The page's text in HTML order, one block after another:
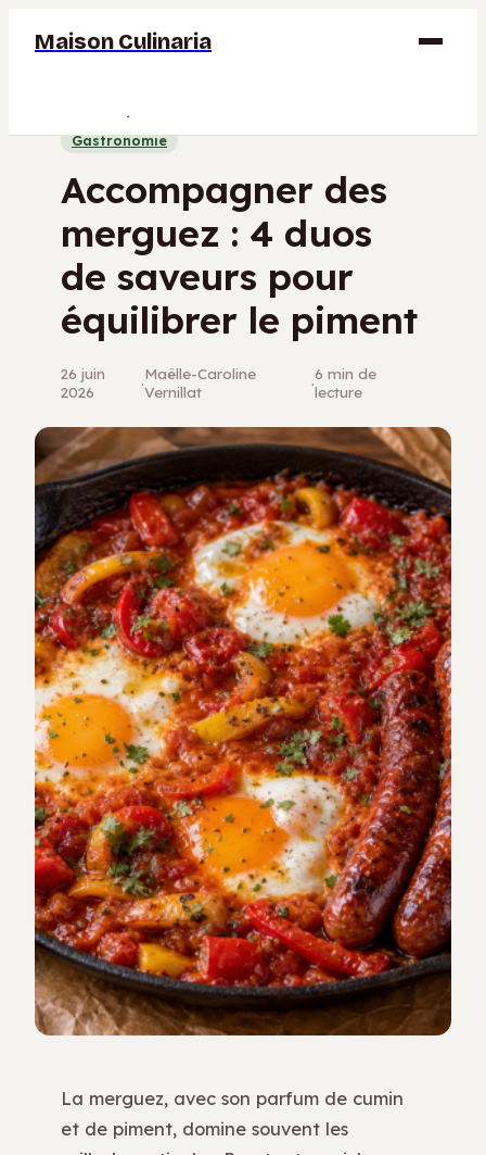
Maison Culinaria
Gastronomie
Bricolage
Gastronomie
Accompagner des
merguez : 4 duos
de saveurs pour
équilibrer le piment
26 juin
2026
·Maëlle-Caroline
Vernillat
·6 min de
lecture
La merguez, avec son parfum de cumin
et de piment, domine souvent les